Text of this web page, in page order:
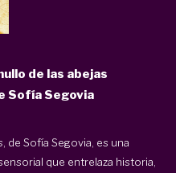
de las abejas
Sofía Segovia
, de Sofía Segovia, es una
que entrelaza historia,